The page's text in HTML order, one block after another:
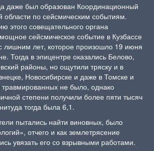
даже был образован Координационный
области по сейсмическим событиям.
этого совещательного органа
сейсмическое событие в Кузбассе
лишним лет, которое произошло 19 июня
Тогда в эпицентре оказались Белово,
районы, но ощутили тряску и в
Новосибирске и даже в Томске и
не было, однако
степени получили более пяти тысяч
тогда была 6,1.
пытались найти виновных, было
отчего и как землетрясение
увязать его со взрывными работами.